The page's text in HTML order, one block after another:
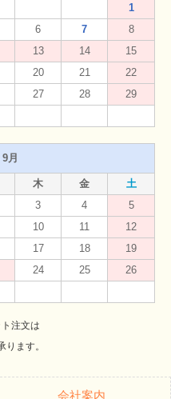
1
6 7
8
13 14
15
20 21
22
27 28
29
月
木 金
土
3 4
5
10 11
12
17 18
19
24 25
26
注文は
ます。
会社案内